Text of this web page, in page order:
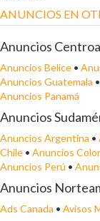
ANUNCIOS EN
Anuncios
Anuncios Belice •
Anuncios Guatemala •
Anuncios Panamá
Anuncios
Anuncios Argentina •
Chile • Anuncios
Anuncios Perú •
Anuncios
Ads Canada • Avisos